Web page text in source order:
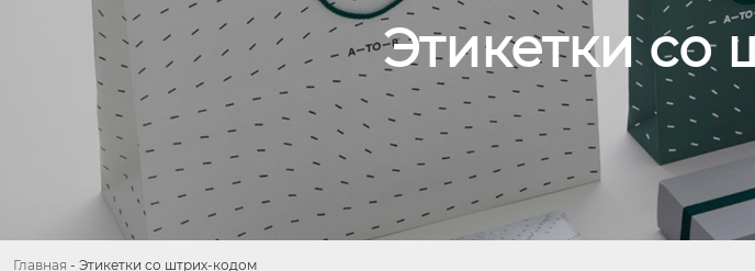
Этикетки со
Главная - Этикетки со штрих-кодом